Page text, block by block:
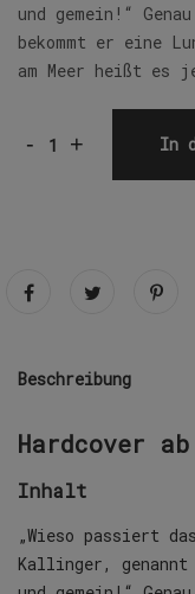
und gemein!“
bekommt er eine
am Meer heißt es
- + In
Beschreibung
Hardcover
Inhalt
„Wieso passiert
Kallinger,